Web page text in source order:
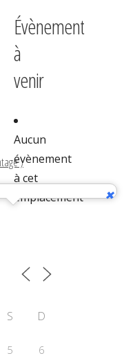
)
Évènement
à
venir
Aucun
évènement
à cet
emplacement
S D
5 6